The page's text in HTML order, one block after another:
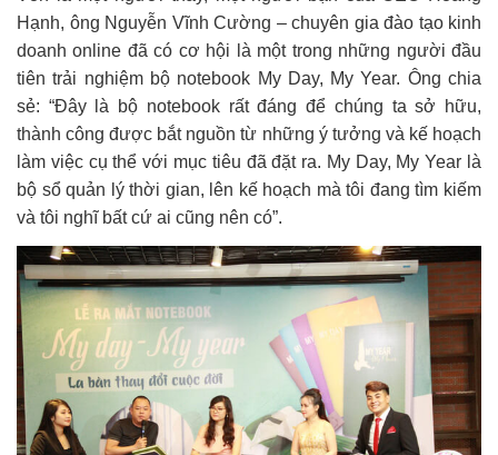
Hạnh, ông Nguyễn Vĩnh Cường – chuyên gia đào tạo kinh
doanh online đã có cơ hội là một trong những người đầu
tiên trải nghiệm bộ notebook My Day, My Year. Ông chia
sẻ: “Đây là bộ notebook rất đáng để chúng ta sở hữu,
thành công được bắt nguồn từ những ý tưởng và kế hoạch
làm việc cụ thể với mục tiêu đã đặt ra. My Day, My Year là
bộ sổ quản lý thời gian, lên kế hoạch mà tôi đang tìm kiếm
và tôi nghĩ bất cứ ai cũng nên có”.